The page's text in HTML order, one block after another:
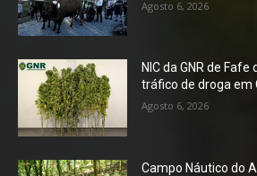
Agosto 6, 2026
NIC da GNR de
tráfico de droga em
Agosto 6, 2026
Campo Náutico do